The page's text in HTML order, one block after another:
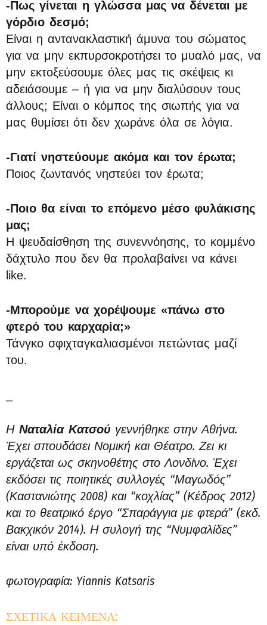
-Πως γίνεται η γλώσσα μας να δένεται με
γόρδιο δεσμό;
Είναι η αντανακλαστική άμυνα του σώματος
για να μην εκπυρσοκροτήσει το μυαλό μας, να
μην εκτοξεύσουμε όλες μας τις σκέψεις κι
αδειάσουμε – ή για να μην διαλύσουν τους
άλλους; Είναι ο κόμπος της σιωπής για να
μας θυμίσει ότι δεν χωράνε όλα σε λόγια.
-Γιατί νηστεύουμε ακόμα και τον έρωτα;
Ποιος ζωντανός νηστεύει τον έρωτα;
-Ποιο θα είναι το επόμενο μέσο φυλάκισης
μας;
Η ψευδαίσθηση της συνεννόησης, το κομμένο
δάχτυλο που δεν θα προλαβαίνει να κάνει
like.
-Μπορούμε να χορέψουμε «πάνω στο
φτερό του καρχαρία;»
Τάνγκο σφιχταγκαλιασμένοι πετώντας μαζί
του.
ΗΝαταλία Κατσού γεννήθηκε στην Αθήνα.
Έχει σπουδάσει Νομική και Θέατρο. Ζει κι
εργάζεται ως σκηνοθέτης στο Λονδίνο. Έχει
εκδόσει τις ποιητικές συλλογές “Μαγωδός”
(Καστανιώτης 2008) και “κοχλίας” (Κέδρος 2012)
και το θεατρικό έργο “Σπαράγγια με φτερά” (εκδ.
Βακχικόν 2014). Η συλογή της “Νυμφαλίδες”
είναι υπό έκδοση.
φωτογραφία: Yiannis Katsaris
ΣΧΕΤΙΚΑ ΚΕΙΜΕΝΑ: